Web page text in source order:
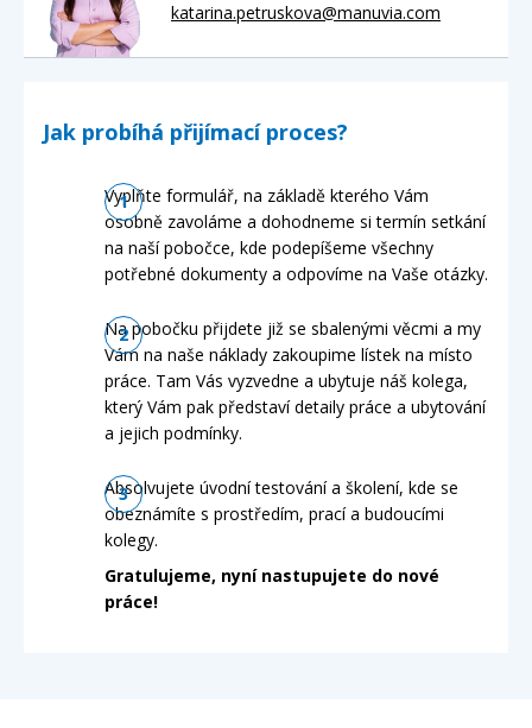
katarina.petruskova@manuvia.com
Jak probíhá přijímací proces?
Vyplňte formulář, na základě kterého Vám
osobně zavoláme a dohodneme si termín setkání
na naší pobočce, kde podepíšeme všechny
potřebné dokumenty a odpovíme na Vaše otázky.
Na pobočku přijdete již se sbalenými věcmi a my
Vám na naše náklady zakoupime lístek na místo
práce. Tam Vás vyzvedne a ubytuje náš kolega,
který Vám pak představí detaily práce a ubytování
a jejich podmínky.
Absolvujete úvodní testování a školení, kde se
obeznámíte s prostředím, prací a budoucími
kolegy.
Gratulujeme, nyní nastupujete do nové
práce!